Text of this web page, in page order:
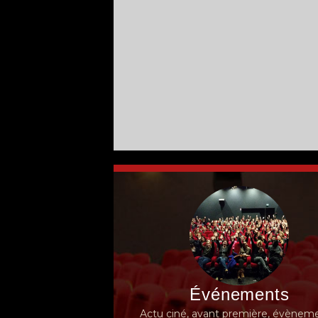
Événements
Actu ciné, avant première,